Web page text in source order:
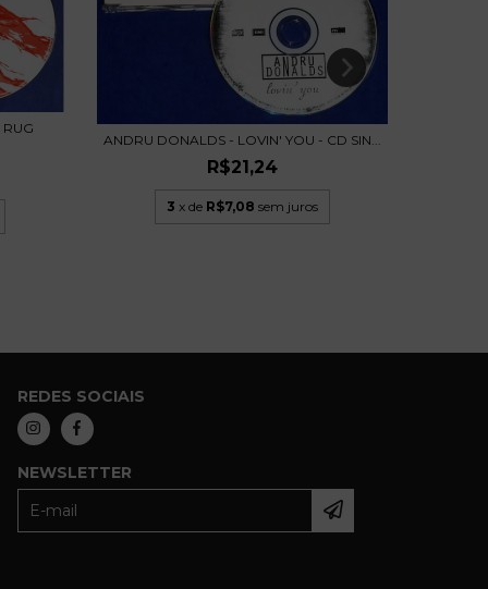
RUG
ANDRU DONALDS - LOVIN' YOU - CD SIN...
R$21,24
3 x de R$7,08 sem juros
REDES SOCIAIS
NEWSLETTER